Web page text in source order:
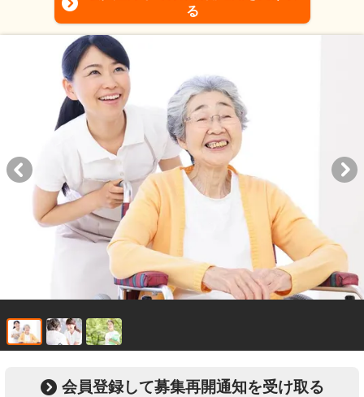
る
会員登録して募集再開通知を受け取る